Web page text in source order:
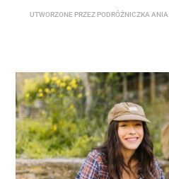
UTWORZONE PRZEZ PODRÓŻNICZKA ANIA